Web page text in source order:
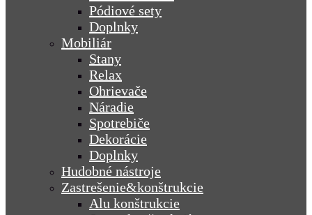
Pódiové sety
Doplnky
Mobiliár
Stany
Relax
Ohrievače
Náradie
Spotrebiče
Dekorácie
Doplnky
Hudobné nástroje
Zastrešenie&konštrukcie
Alu konštrukcie